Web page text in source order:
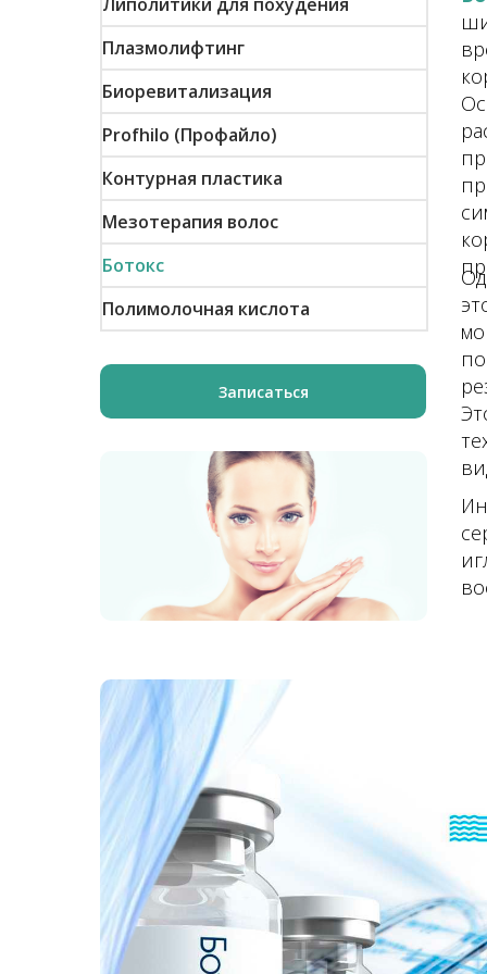
Записаться
Плазмолифтинг
Биоревитализация
Контурная пластика
Мезотерапия волос
Ботокс
Полимолочная кислота
Profhilo (Профайло)